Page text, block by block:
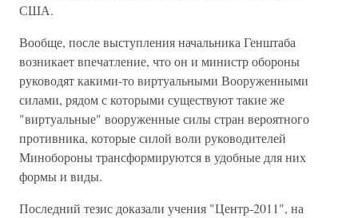
США.
Вообще, после выступления начальника Генштаба
возникает впечатление, что он и министр обороны
руководят какими-то виртуальными Вооруженными
силами, рядом с которыми существуют такие же
"виртуальные" вооруженные силы стран вероятного
противника, которые силой воли руководителей
Минобороны трансформируются в удобные для них
формы и виды.
Последний тезис доказали учения "Центр-2011", на